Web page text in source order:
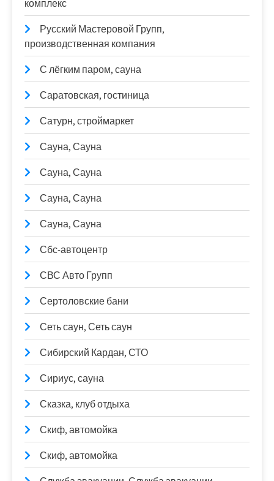
комплекс
Русский Мастеровой Групп,
производственная компания
С лёгким паром, сауна
Саратовская, гостиница
Сатурн, строймаркет
Сауна, Сауна
Сауна, Сауна
Сауна, Сауна
Сауна, Сауна
Сбс-автоцентр
СВС Авто Групп
Сертоловские бани
Сеть саун, Сеть саун
Сибирский Кардан, СТО
Сириус, сауна
Сказка, клуб отдыха
Скиф, автомойка
Скиф, автомойка